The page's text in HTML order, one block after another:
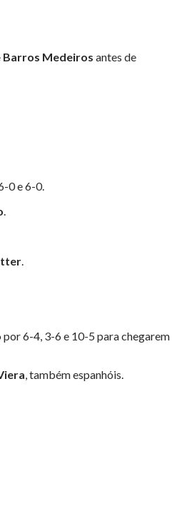
Barros Medeiros antes de
0 e 6-0.
por 6-4, 3-6 e 10-5 para chegarem
, também espanhóis.